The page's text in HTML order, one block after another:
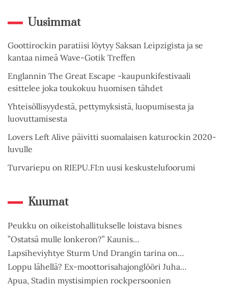
Uusimmat
Goottirockin paratiisi löytyy Saksan Leipzigista ja se
kantaa nimeä Wave-Gotik Treffen
Englannin The Great Escape -kaupunkifestivaali
esittelee joka toukokuu huomisen tähdet
Yhteisöllisyydestä, pettymyksistä, luopumisesta ja
luovuttamisesta
Lovers Left Alive päivitti suomalaisen katurockin 2020-
luvulle
Turvariepu on RIEPU.FI:n uusi keskustelufoorumi
Kuumat
Peukku on oikeistohallitukselle loistava bisnes
”Ostatsä mulle lonkeron?” Kaunis…
Lapsiheviyhtye Sturm Und Drangin tarina on…
Loppu lähellä? Ex-moottorisahajonglööri Juha…
Apua, Stadin mystisimpien rockpersoonien